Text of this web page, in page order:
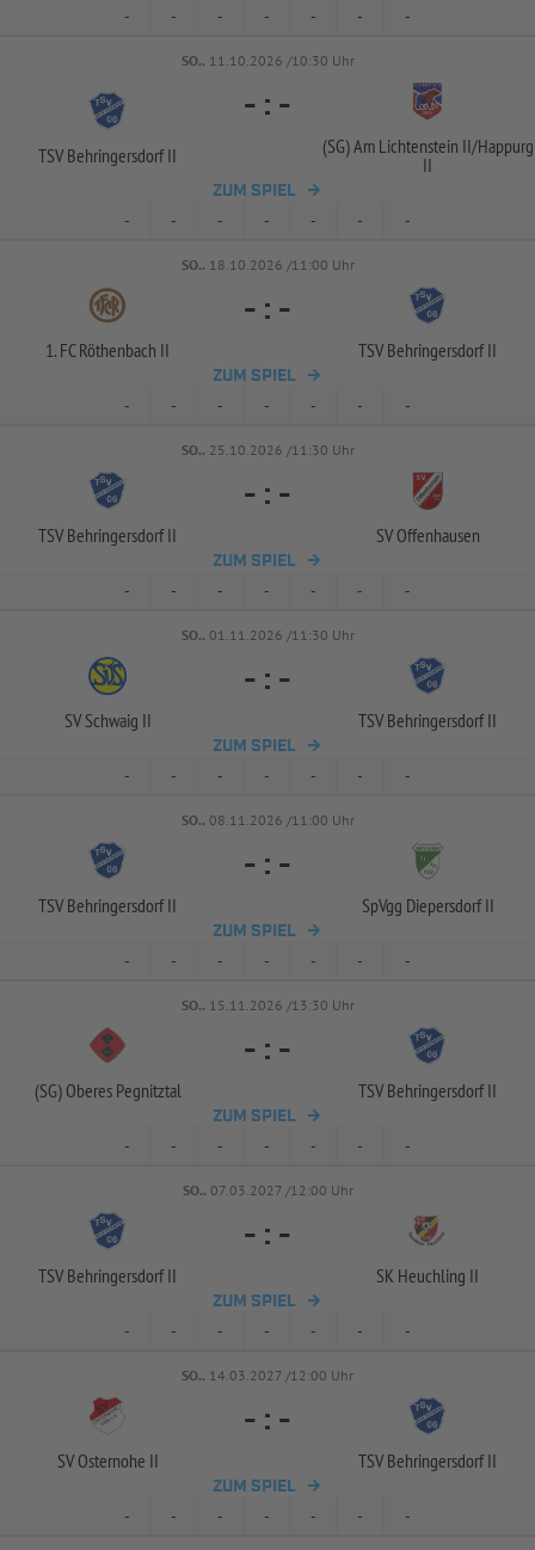
- - - - - - -
SO.. 11.10.2026 /10:30 Uhr
TSV Behringersdorf II
- : -
(SG) Am Lichtenstein II/Happurg
II
ZUM SPIEL
- - - - - - -
SO.. 18.10.2026 /11:00 Uhr
1. FC Röthenbach II
- : -
TSV Behringersdorf II
ZUM SPIEL
- - - - - - -
SO.. 25.10.2026 /11:30 Uhr
TSV Behringersdorf II
- : -
SV Offenhausen
ZUM SPIEL
- - - - - - -
SO.. 01.11.2026 /11:30 Uhr
SV Schwaig II
- : -
TSV Behringersdorf II
ZUM SPIEL
- - - - - - -
SO.. 08.11.2026 /11:00 Uhr
TSV Behringersdorf II
- : -
SpVgg Diepersdorf II
ZUM SPIEL
- - - - - - -
SO.. 15.11.2026 /13:30 Uhr
(SG) Oberes Pegnitztal
- : -
TSV Behringersdorf II
ZUM SPIEL
- - - - - - -
SO.. 07.03.2027 /12:00 Uhr
TSV Behringersdorf II
- : -
SK Heuchling II
ZUM SPIEL
- - - - - - -
SO.. 14.03.2027 /12:00 Uhr
SV Osternohe II
- : -
TSV Behringersdorf II
ZUM SPIEL
- - - - - - -